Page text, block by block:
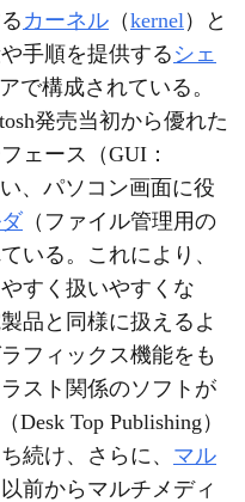
カーネル （kernel）と
手順を提供するシェ
で構成されている。
発売当初から優れた
ェース（GUI：
、パソコン画面に役
（ファイル管理用の
いる。これにより、
すく扱いやすくな
品と同様に扱えるよ
フィックス機能をも
スト関係のソフトが
（Desk Top Publishing）
続け、さらに、 マル
前からマルチメディ